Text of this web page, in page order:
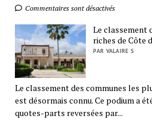
Commentaires sont désactivés
Le classement
riches de Côte
PAR VALAIRE S
Le classement des communes les
est désormais connu. Ce podium a
quotes-parts reversées par...